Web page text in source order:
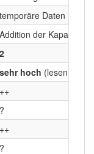
temporäre Daten
Addition der
2
sehr hoch
++
?
++
?